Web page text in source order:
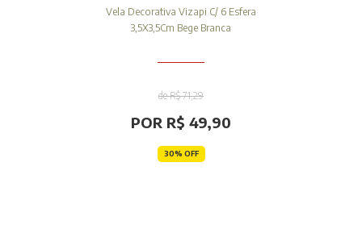
Vela Decorativa Vizapi C/ 6 Esfera
3,5X3,5Cm Bege Branca
de R$ 71,29
POR R$ 49,90
30% OFF